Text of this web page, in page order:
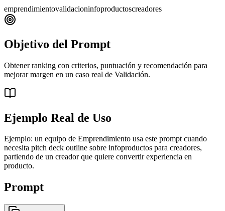
emprendimientovalidacioninfoproductoscreadores
Objetivo del Prompt
Obtener ranking con criterios, puntuación y recomendación para
mejorar margen en un caso real de Validación.
Ejemplo Real de Uso
Ejemplo: un equipo de Emprendimiento usa este prompt cuando
necesita pitch deck outline sobre infoproductos para creadores,
partiendo de un creador que quiere convertir experiencia en
producto.
Prompt